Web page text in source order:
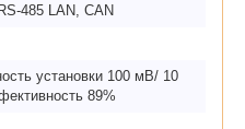
485 LAN, CAN
установки 100 мВ/ 10
89%